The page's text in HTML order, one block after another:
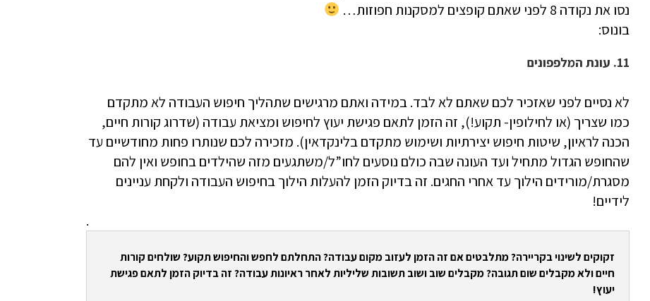
נסו את נקודה 8 לפני שאתם קופצים למסקנות חפוזות…
בונוס:
11. עונת המלפפונים
לא נסיים לפני שאזכיר לכם שאתם לא לבד. במידה ואתם מרגישים שתהליך חיפוש העבודה לא מתקדם
כמו שצריך (או לחילופין- תקוע!), זה הזמן לתאם פגישת יעוץ לחיפוש ומציאת עבודה (שדרוג קורות חיים,
הכנה לראיון, שיטות חיפוש יצירתיות ושימוש מתקדם בלינקדאין). מזכירה לכם שנותרו פחות מחודשיים עד
שהחופש הגדול מתחיל ועד העונה שבה כולם נוסעים לחו”ל/משתגעים מזה שהילדים בחופש ואין להם
מסגרת/מורידים הילוך עד אחרי החגים. זה בדיוק הזמן להעלות הילוך בחיפוש העבודה ולקחת עניינים
לידיים!
.
זקוקים לשינוי בקריירה? מתלבטים אם זה הזמן לעזוב מקום עבודה? התחלתם לחפש והחיפוש תקוע? שולחים קורות
חיים ולא מקבלים שום תגובה? מקבלים שוב ושוב תשובות שליליות לאחר ראיונות עבודה? זה בדיוק הזמן לתאם פגישת
יעוץ!